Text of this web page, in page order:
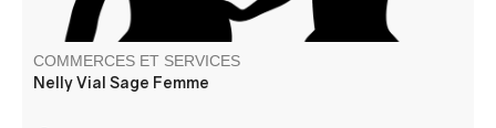
COMMERCES ET SERVICES
Nelly Vial Sage Femme